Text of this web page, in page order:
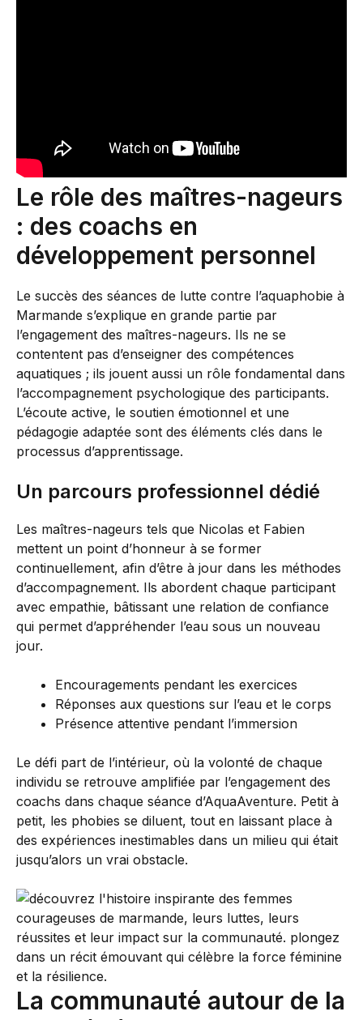
Le rôle des maîtres-nageurs
: des coachs en
développement personnel
Le succès des séances de lutte contre l’aquaphobie à
Marmande s’explique en grande partie par
l’engagement des maîtres-nageurs. Ils ne se
contentent pas d’enseigner des compétences
aquatiques ; ils jouent aussi un rôle fondamental dans
l’accompagnement psychologique des participants.
L’écoute active, le soutien émotionnel et une
pédagogie adaptée sont des éléments clés dans le
processus d’apprentissage.
Un parcours professionnel dédié
Les maîtres-nageurs tels que Nicolas et Fabien
mettent un point d’honneur à se former
continuellement, afin d’être à jour dans les méthodes
d’accompagnement. Ils abordent chaque participant
avec empathie, bâtissant une relation de confiance
qui permet d’appréhender l’eau sous un nouveau
jour.
Encouragements pendant les exercices
Réponses aux questions sur l’eau et le corps
Présence attentive pendant l’immersion
Le défi part de l’intérieur, où la volonté de chaque
individu se retrouve amplifiée par l’engagement des
coachs dans chaque séance d’AquaAventure. Petit à
petit, les phobies se diluent, tout en laissant place à
des expériences inestimables dans un milieu qui était
jusqu’alors un vrai obstacle.
La communauté autour de la